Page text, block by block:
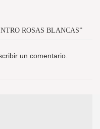
ROSAS BLANCAS”
un comentario.